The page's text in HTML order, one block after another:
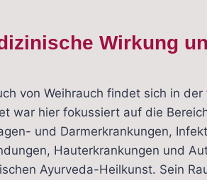
Wirkung
von Weihrauch findet sich in
war hier fokussiert auf die
und Darmerkrankungen,
Hauterkrankungen und
Ayurveda-Heilkunst. Sein